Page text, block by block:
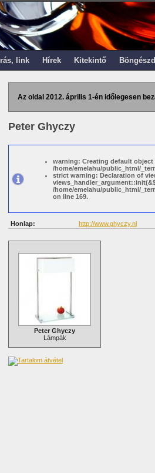
Írás, link Hírek Kitekintő
Az oldal 2012. április 1-én időlegesen
Peter Ghyczy
warning: Creating default object
/home/emelahu/public_html/
strict warning: Declaration of
/home/emelahu/public_html/
on line 169.
Honlap: http://www.ghyczy.nl
Peter Ghyczy
Lámpák